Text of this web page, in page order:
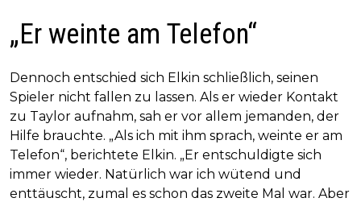
„Er weinte am Telefon“
Dennoch entschied sich Elkin schließlich, seinen
Spieler nicht fallen zu lassen. Als er wieder Kontakt
zu Taylor aufnahm, sah er vor allem jemanden, der
Hilfe brauchte. „Als ich mit ihm sprach, weinte er am
Telefon“, berichtete Elkin. „Er entschuldigte sich
immer wieder. Natürlich war ich wütend und
enttäuscht, zumal es schon das zweite Mal war. Aber